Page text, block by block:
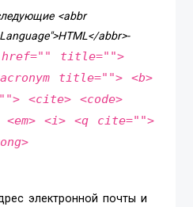
<abbr
abbr>-
href="" title="">
title=""> <b>
<cite> <code>
<em> <i> <q cite="">
электронной почты и